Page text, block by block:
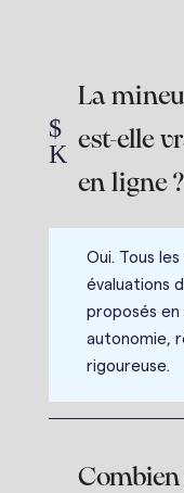
La
est-elle
en ligne ?
$
K
Oui. Tous
évaluations
proposés en
autonomie,
rigoureuse.